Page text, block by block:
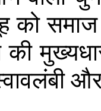
को समाज
की